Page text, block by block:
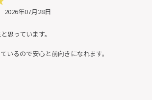
2026年07月28日
思っています。
いるので安心と前向きになれます。